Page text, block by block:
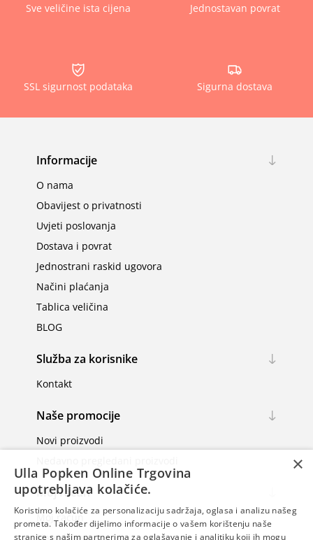
Sve veličine ista cijena Jednostavan povrat
SSL sigurnost podataka Sigurna dostava
Informacije
O nama
Obavijest o privatnosti
Uvjeti poslovanja
Dostava i povrat
Jednostrani raskid ugovora
Načini plaćanja
Tablica veličina
BLOG
Služba za korisnike
Kontakt
Naše promocije
Novi proizvodi
Moj račun
Moj račun
Narudžbe
×
Ulla Popken Online Trgovina
upotrebljava kolačiće.
Koristimo kolačiće za personalizaciju sadržaja, oglasa i analizu našeg
prometa. Također dijelimo informacije o vašem korištenju naše
stranice s našim partnerima za oglašavanje i analitiku koji ih mogu